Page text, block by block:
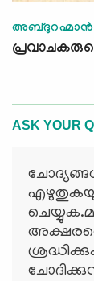
അബ്ദുറഹ്മാന്‍
ASK YOUR